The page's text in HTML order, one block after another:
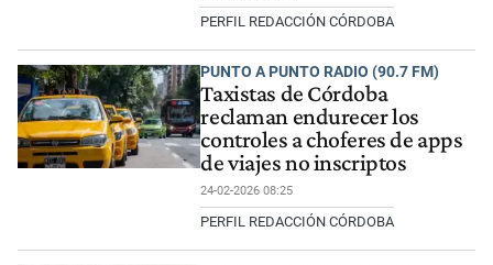
PERFIL REDACCIÓN CÓRDOBA
PUNTO A PUNTO RADIO (90.7 FM)
Taxistas de Córdoba
reclaman endurecer los
controles a choferes de apps
de viajes no inscriptos
24-02-2026 08:25
PERFIL REDACCIÓN CÓRDOBA